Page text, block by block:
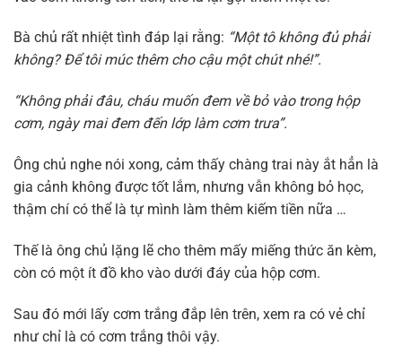
Bà chủ rất nhiệt tình đáp lại rằng: “Một tô không đủ phải
không? Để tôi múc thêm cho cậu một chút nhé!”.
“Không phải đâu, cháu muốn đem về bỏ vào trong hộp
cơm, ngày mai đem đến lớp làm cơm trưa”.
Ông chủ nghe nói xong, cảm thấy chàng trai này ắt hẳn là
gia cảnh không được tốt lắm, nhưng vẫn không bỏ học,
thậm chí có thể là tự mình làm thêm kiếm tiền nữa …
Thế là ông chủ lặng lẽ cho thêm mấy miếng thức ăn kèm,
còn có một ít đồ kho vào dưới đáy của hộp cơm.
Sau đó mới lấy cơm trắng đắp lên trên, xem ra có vẻ chỉ
như chỉ là có cơm trắng thôi vậy.